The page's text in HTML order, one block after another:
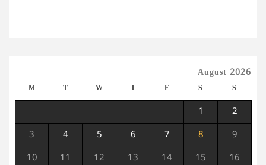
August 2026
M T W T F S S
1 2
3 4 5 6 7 8 9
10 11 12 13 14 15 16